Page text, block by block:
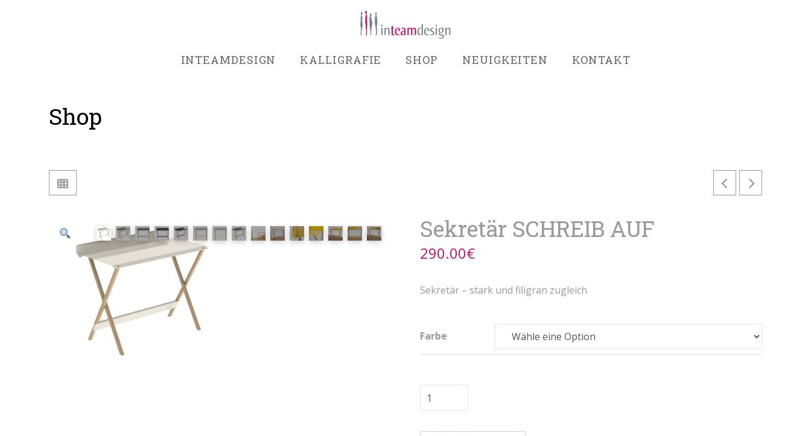
INTEAMDESIGN KALLIGRAFIE SHOP NEUIGKEITEN KONTAKT
Shop
Sekretär SCHREIB AUF
290.00€
Sekretär – stark und filigran zugleich
Farbe
Sekretär
SCHREIB